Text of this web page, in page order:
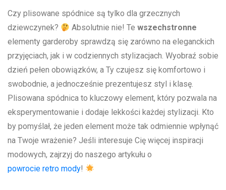
Czy plisowane ⁣spódnice są tylko dla grzecznych
dziewczynek?
Absolutnie nie! Te⁤wszechstronne
elementy garderoby sprawdzą się ⁤zarówno na eleganckich
przyjęciach, jak i w ‌codziennych stylizacjach. ‍Wyobraź sobie
dzień pełen obowiązków, a Ty czujesz⁢ się komfortowo i
swobodnie, a jednocześnie⁢ prezentujesz styl ⁣i klasę.
Plisowana spódnica to kluczowy element, ‍który⁣ pozwala na
eksperymentowanie‌ i​ dodaje⁣ lekkości⁤ każdej stylizacji. Kto‌
by pomyślał, że jeden element może‍ tak‍ odmiennie wpłynąć
na​ Twoje wrażenie? ⁣Jeśli ⁢interesuje Cię więcej inspiracji
modowych,⁤ zajrzyj do naszego ​artykułu o
powrocie retro mody!